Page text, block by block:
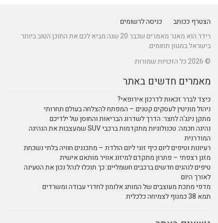
הצטרף ככותב
כניסה לרשומים
רידר הוא מאגר מאמרים שכבר 20 שנה מביא לכם את התוכן הטוב ביותר
בישראל במגוון תחומים.
© 2026 כל הזכויות שמורות
מאמרים חדשים באתר
כיצד לברר זכאות לדרכון אירופאי?
ניהול מוניטין לעסקים קטנים – המפתח להצלחה בעולם תחרותי
מתקן נינג'ה לחצר: הדרך לשדרוג הבריאות והחוסן של ילדיכם
נהיגה חכמה: טכנולוגיות מתקדמות ברכבי SUV שמעצבות את הנהיגה
המודרנית
רעיונות וטיפים ליום כיף זוגי ליום הולדת – מתכננים חוויה בלתי נשכחת
מזגן רצפתי – פתרון מתקדם למיזוג אוויר מותאם אישית
טיפים לנהגים חדשים ברכבים חשמליים: כך תוכלו לנהל נכון את הטעינה
לאורך היום
מדפי מתכת מעוצבים של המותג אלומון לחדרי עבודה ומשרדים
תמא 38 כמנוף לצמיחה כלכלית